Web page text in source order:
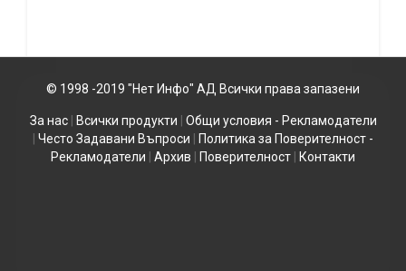
© 1998 -2019 "Нет Инфо" АД Всички права запазени
За нас| Всички продукти
Общи условия - Рекламодатели
Често Задавани Въпроси
Политика за Поверителност -
Рекламодатели
Архив Поверителност Контакти